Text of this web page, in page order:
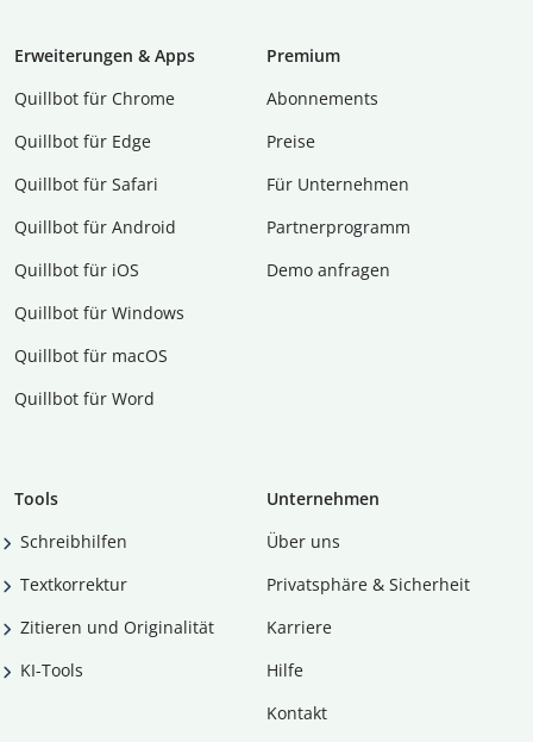
Erweiterungen & Apps
Quillbot für Chrome
Quillbot für Edge
Quillbot für Safari
Quillbot für Android
Quillbot für iOS
Quillbot für Windows
Quillbot für macOS
Quillbot für Word
Premium
Abon­ne­ments
Preise
Für Unternehmen
Partnerprogramm
Demo anfragen
Tools
Schreibhilfen
Textkorrektur
Zitieren und Originalität
KI-Tools
Unternehmen
Über uns
Privatsphäre & Sicherheit
Karriere
Hilfe
Kontakt